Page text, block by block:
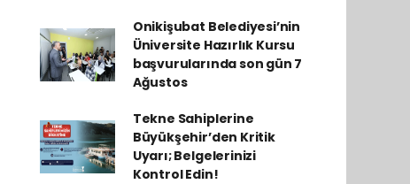
Onikişubat Belediyesi’nin
Üniversite Hazırlık Kursu
başvurularında son gün 7
Ağustos
Tekne Sahiplerine
Büyükşehir’den Kritik
Uyarı; Belgelerinizi
Kontrol Edin!